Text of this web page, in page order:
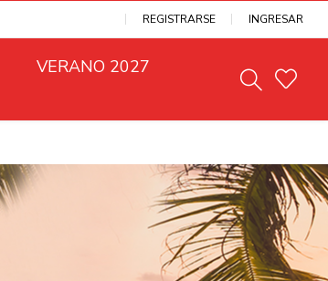
REGISTRARSE INGRESAR
VERANO 2027